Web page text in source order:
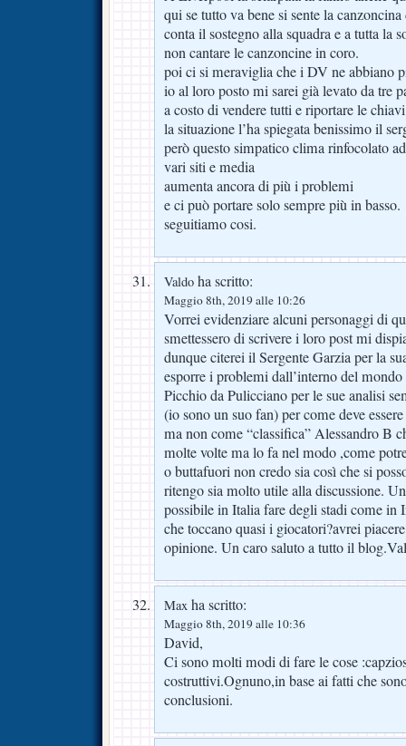
qui se tutto va bene si sente la
conta il sostegno alla squadra e a tutta la
non cantare le canzoncine in coro.
poi ci si meraviglia che i DV ne abbiano
io al loro posto mi sarei già levato da tre
a costo di vendere tutti e riportare le
la situazione l’ha spiegata benissimo il
però questo simpatico clima rinfocolato
vari siti e media
aumenta ancora di più i problemi
e ci può portare solo sempre più in basso.
seguitiamo cosi.
Valdo ha scritto:
Maggio 8th, 2019 alle 10:26
Vorrei evidenziare alcuni personaggi di
smettessero di scrivere i loro post mi
dunque citerei il Sergente Garzia per la
esporre i problemi dall’interno del
Picchio da Pulicciano per le sue analisi
(io sono un suo fan) per come deve
ma non come “classifica” Alessandro B
molte volte ma lo fa nel modo ,come
o buttafuori non credo sia così che si
ritengo sia molto utile alla discussione.
possibile in Italia fare degli stadi come in
che toccano quasi i giocatori?avrei
opinione. Un caro saluto a tutto il
Max ha scritto:
Maggio 8th, 2019 alle 10:36
David,
Ci sono molti modi di fare le cose
costruttivi.Ognuno,in base ai fatti che
conclusioni.